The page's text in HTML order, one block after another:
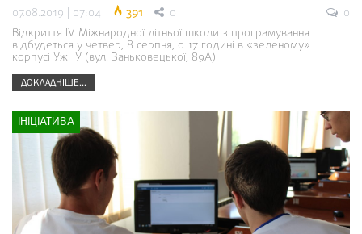
07.08.2019 | 07:04 391 0
0
Відкриття IV Міжнародної літньої школи з програмування
відбудеться у четвер, 8 серпня, о 17 годині в «зеленому»
корпусі УжНУ (вул. Заньковецької, 89А)
ДОКЛАДНІШЕ...
ІНІЦІАТИВА